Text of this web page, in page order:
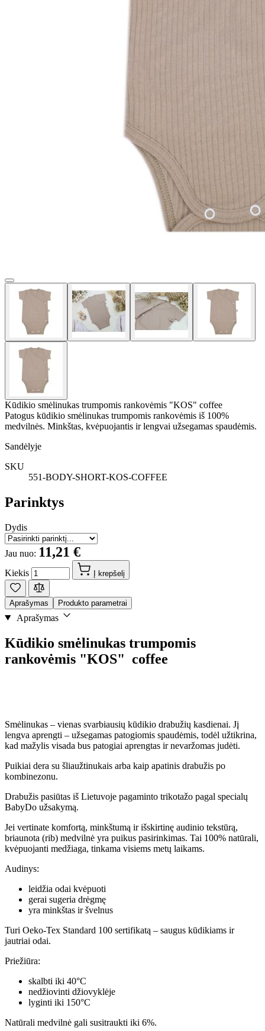
Kūdikio smėlinukas trumpomis rankovėmis "KOS" coffee
Patogus kūdikio smėlinukas trumpomis rankovėmis iš 100%
medvilnės. Minkštas, kvėpuojantis ir lengvai užsegamas spaudėmis.
Sandėlyje
SKU
551-BODY-SHORT-KOS-COFFEE
Parinktys
Dydis
Jau nuo: 11,21 €
Kiekis Į krepšelį
Aprašymas Produkto parametrai
Aprašymas
Kūdikio smėlinukas trumpomis
rankovėmis "KOS" coffee
Smėlinukas – vienas svarbiausių kūdikio drabužių kasdienai. Jį
lengva aprengti – užsegamas patogiomis spaudėmis, todėl užtikrina,
kad mažylis visada bus patogiai aprengtas ir nevaržomas judėti.
Puikiai dera su šliaužtinukais arba kaip apatinis drabužis po
kombinezonu.
Drabužis pasiūtas iš Lietuvoje pagaminto trikotažo pagal specialų
BabyDo užsakymą.
Jei vertinate komfortą, minkštumą ir išskirtinę audinio tekstūrą,
briaunota (rib) medvilnė yra puikus pasirinkimas. Tai 100% natūrali,
kvėpuojanti medžiaga, tinkama visiems metų laikams.
Audinys:
leidžia odai kvėpuoti
gerai sugeria drėgmę
yra minkštas ir švelnus
Turi Oeko-Tex Standard 100 sertifikatą – saugus kūdikiams ir
jautriai odai.
Priežiūra:
skalbti iki 40°C
nedžiovinti džiovyklėje
lyginti iki 150°C
Natūrali medvilnė gali susitraukti iki 6%.